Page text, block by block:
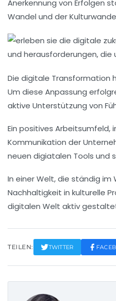
Anerkennung von Erfolgen
Wandel und der
Die digitale Transformation
Um diese Anpassung
aktive Unterstützung von
Ein positives Arbeitsumfeld,
Kommunikation der
neuen digiatalen Tools und
In einer Welt, die ständig
Nachhaltigkeit in kulturelle
digitalen Welt aktiv
TEILEN: TWITTER